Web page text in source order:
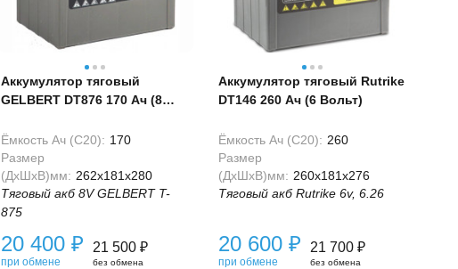
Аккумулятор тяговый
GELBERT DT876 170 Ач (8
Ёмкость Ач (С20): 170
Размер
(ДхШхВ)мм: 262x181x280
Тяговый акб 8V GELBERT T-
875
20 400 ₽
при обмене
21 500 ₽
без обмена
Аккумулятор тяговый Rutrike
DT146 260 Ач (6 Вольт)
Ёмкость Ач (С20): 260
Размер
(ДхШхВ)мм: 260x181x276
Тяговый акб Rutrike 6v, 6.26
20 600 ₽
при обмене
21 700 ₽
без обмена